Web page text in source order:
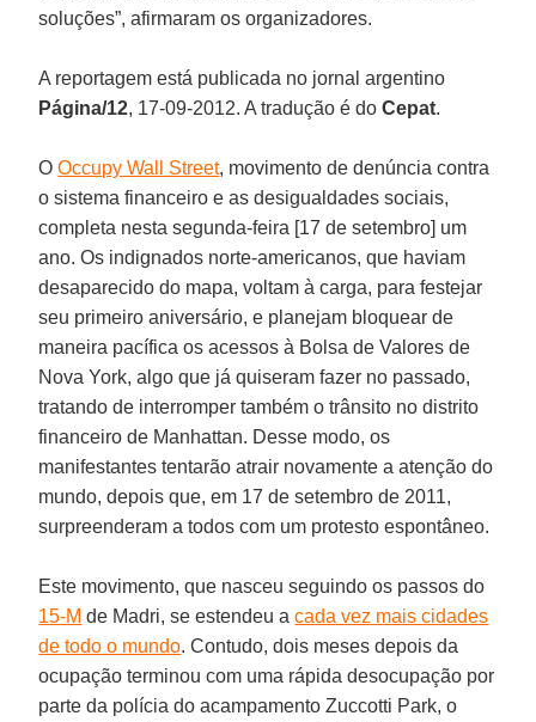
soluções”, afirmaram os organizadores.
A reportagem está publicada no jornal argentino
Página/12, 17-09-2012. A tradução é doCepat.
OOccupy Wall Street, movimento de denúncia contra
o sistema financeiro e as desigualdades sociais,
completa nesta segunda-feira [17 de setembro] um
ano. Os indignados norte-americanos, que haviam
desaparecido do mapa, voltam à carga, para festejar
seu primeiro aniversário, e planejam bloquear de
maneira pacífica os acessos à Bolsa de Valores de
Nova York, algo que já quiseram fazer no passado,
tratando de interromper também o trânsito no distrito
financeiro de Manhattan. Desse modo, os
manifestantes tentarão atrair novamente a atenção do
mundo, depois que, em 17 de setembro de 2011,
surpreenderam a todos com um protesto espontâneo.
Este movimento, que nasceu seguindo os passos do
15-M de Madri, se estendeu acada vez mais cidades
de todo o mundo. Contudo, dois meses depois da
ocupação terminou com uma rápida desocupação por
parte da polícia do acampamento Zuccotti Park, o